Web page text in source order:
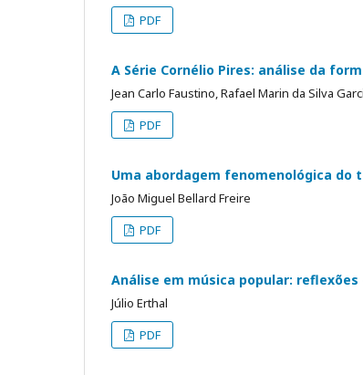
PDF
A Série Cornélio Pires: análise da
Jean Carlo Faustino, Rafael Marin da Silva
PDF
Uma abordagem fenomenológica do
João Miguel Bellard Freire
PDF
Análise em música popular:
Júlio Erthal
PDF